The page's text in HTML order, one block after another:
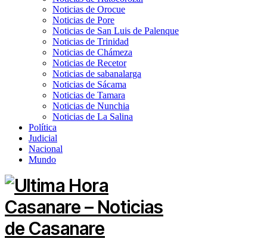
Noticias de Orocue
Noticias de Pore
Noticias de San Luis de Palenque
Noticias de Trinidad
Noticias de Chámeza
Noticias de Recetor
Noticias de sabanalarga
Noticias de Sácama
Noticias de Tamara
Noticias de Nunchia
Noticias de La Salina
Política
Judicial
Nacional
Mundo